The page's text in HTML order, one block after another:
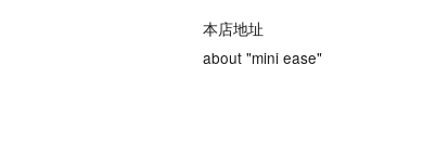
本店地址
about "mini ease"